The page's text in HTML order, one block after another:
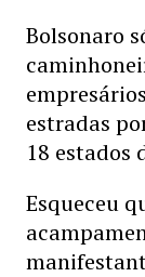
Bolsonaro
estradas
18 estados
Esqueceu